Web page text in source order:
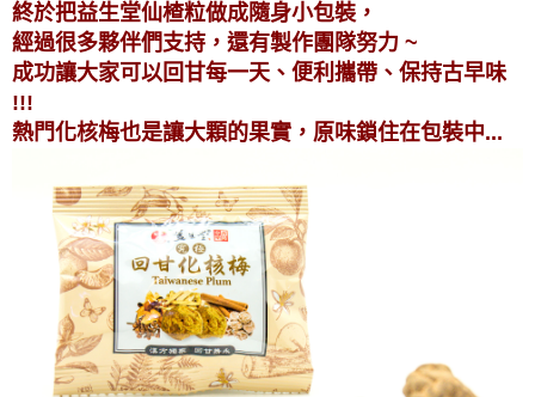
終於把益生堂仙楂粒做成隨身小包裝，
經過很多夥伴們支持，還有製作團隊努力 ~
成功讓大家可以回甘每一天、便利攜帶、保持古早味
!!!
熱門化核梅也是讓大顆的果實，原味鎖住在包裝中...